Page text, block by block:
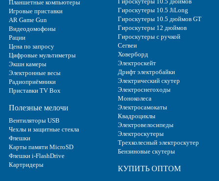
Планшетные компьютеры
Игровые приставки
AR Game Gun
Видеодомофоны
Рации
Цена по запросу
Цифровые мультиметры
Экшн камеры
Электронные весы
Радиоприёмники
Приставки TV Box
Полезные мелочи
Вентиляторы USB
Чехлы и защитные стекла
Флешки
Карты памяти MicroSD
Флешки i-FlashDrive
Картридеры
Гироскутеры 10.5 JiLong
Гироскутеры 10.5 дюймов GT
Гироскутеры 12 дюймов
Гироскутеры с ручкой
Сегвеи
Ховерборд
Электроскейт
Дрифт электробайки
Электрический скутер
Электроснегоходы
Моноколеса
Электросамокаты
Квадроциклы
Электровелосипеды
Электроскутеры
Трехколесный электроскутер
Бензиновые скутеры
КУПИТЬ ОПТОМ